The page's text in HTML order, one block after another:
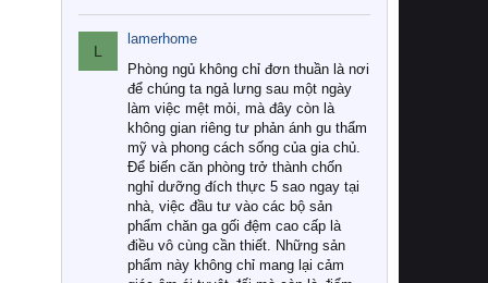
L
lamerhome
Phòng ngủ không chỉ đơn thuần là nơi
để chúng ta ngả lưng sau một ngày
làm việc mệt mỏi, mà đây còn là
không gian riêng tư phản ánh gu thẩm
mỹ và phong cách sống của gia chủ.
Để biến căn phòng trở thành chốn
nghỉ dưỡng đích thực 5 sao ngay tại
nhà, việc đầu tư vào các bộ sản
phẩm chăn ga gối đệm cao cấp là
điều vô cùng cần thiết. Những sản
phẩm này không chỉ mang lại cảm